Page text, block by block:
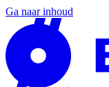
Ga naar inhoud